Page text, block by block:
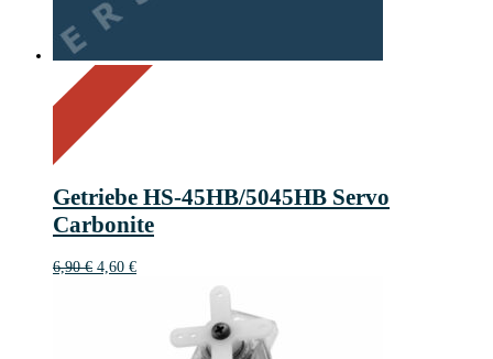
On Sale
€
Getriebe HS-45HB/5045HB Servo
Carbonite
6,90€ Ursprünglicher
4,60 €Aktueller